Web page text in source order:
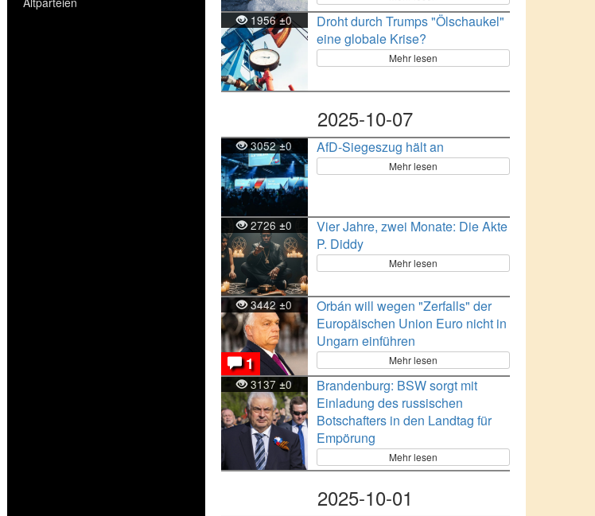
1956±0
Droht durch Trumps "Ölschaukel"
eine globale Krise?
Mehr lesen
2025-10-07
3052±0 AfD-Siegeszug hält an
Mehr lesen
2726±0
Vier Jahre, zwei Monate: Die Akte
P. Diddy
Mehr lesen
3442±0
1
Orbán will wegen "Zerfalls" der
Europäischen Union Euro nicht in
Ungarn einführen
Mehr lesen
3137±0
Brandenburg: BSW sorgt mit
Einladung des russischen
Botschafters in den Landtag für
Empörung
Mehr lesen
2025-10-01